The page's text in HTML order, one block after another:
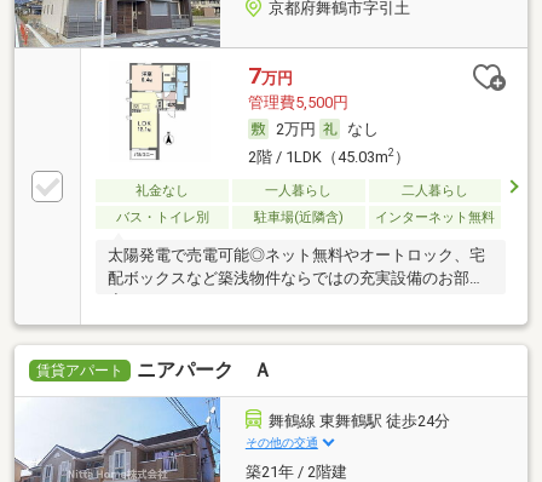
京都府舞鶴市字引土
7万円
管理費5,500円
2万円
なし
2階 / 1LDK（45.03m2）
礼金なし 一人暮らし
二人暮らし
バス・トイレ別
駐車場(近隣含) インターネット無料
太陽発電で売電可能◎ネット無料やオートロック、宅
配ボックスなど築浅物件ならではの充実設備のお部屋
賃貸アパート ニアパーク Ａ
舞鶴線 東舞鶴駅 徒歩24分
その他の交通
築21年 / 2階建